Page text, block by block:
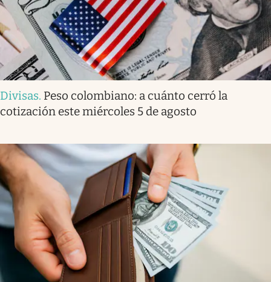
Divisas. Peso colombiano: a cuánto cerró la
cotización este miércoles 5 de agosto